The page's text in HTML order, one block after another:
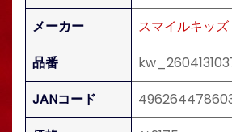
メーカー
スマイルキッズ
品番
JANコード